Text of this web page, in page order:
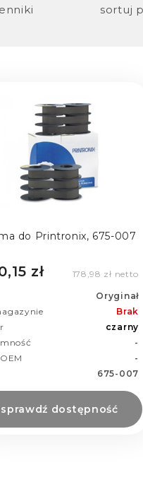
sortuj
do Printronix, 675-007
zł 178,98 zł netto
Oryginał
Brak
czarny
-
-
675-007
sprawdź dostępność